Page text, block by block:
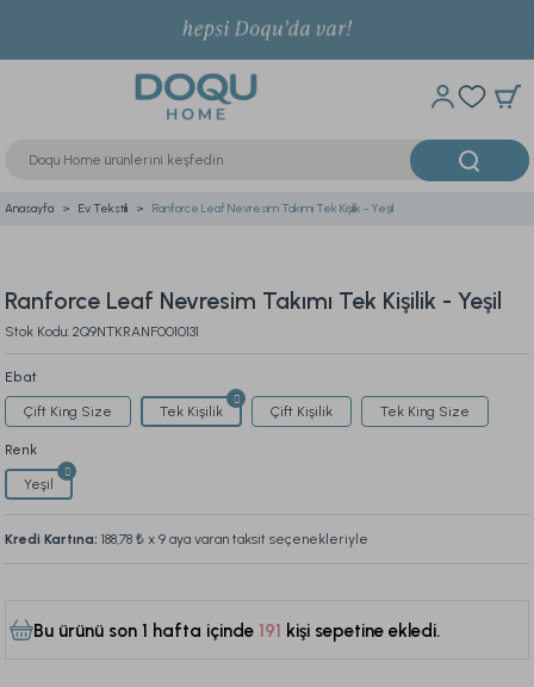
Anasayfa Ev Tekstili Ranforce Leaf Nevresim Takımı Tek Kişilik - Yeşil
Ranforce Leaf Nevresim Takımı Tek Kişilik - Yeşil
Stok Kodu: 2Q9NTKRANF0010131
Ebat
Çift King Size Tek Kişilik Çift Kişilik Tek King Size
Renk
Yeşil
Kredi Kartına: 188,78 ₺ x 9 aya varan taksit seçenekleriyle
Bu ürünü son 1 hafta içinde 191 kişi sepetine ekledi.